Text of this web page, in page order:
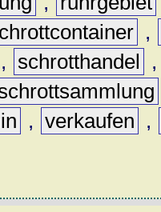
,
, schrotthandel
, verkaufen
,